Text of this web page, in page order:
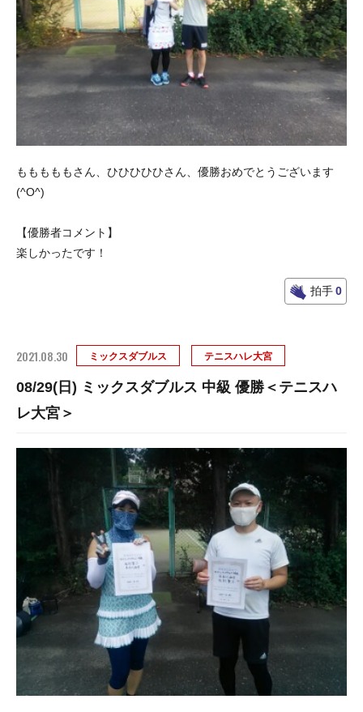
もももももさん、ひひひひひさん、優勝おめでとうございます
(^O^)
【優勝者コメント】
楽しかったです！
拍手0
2021.08.30 ミックスダブルス テニスハレ大宮
08/29(日) ミックスダブルス 中級 優勝＜テニスハ
レ大宮＞